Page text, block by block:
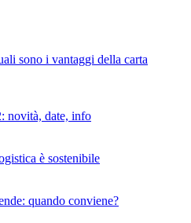
sono i vantaggi della carta
novità, date, info
è sostenibile
quando conviene?